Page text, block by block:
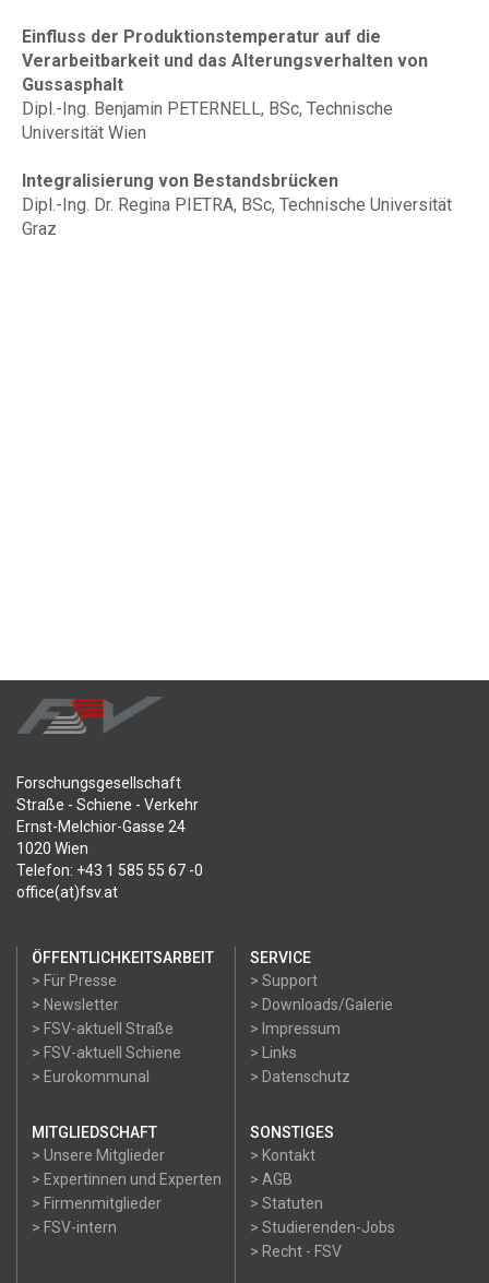
Einfluss der Produktionstemperatur auf die
Verarbeitbarkeit und das Alterungsverhalten von
Gussasphalt
Dipl.-Ing. Benjamin PETERNELL, BSc, Technische
Universität Wien
Integralisierung von Bestandsbrücken
Dipl.-Ing. Dr. Regina PIETRA, BSc, Technische Universität
Graz
Forschungsgesellschaft
Straße - Schiene - Verkehr
Ernst-Melchior-Gasse 24
1020 Wien
Telefon: +43 1 585 55 67 -0
office(at)fsv.at
ÖFFENTLICHKEITSARBEIT
> Für Presse
> Newsletter
> FSV-aktuell Straße
> FSV-aktuell Schiene
> Eurokommunal
SERVICE
> Support
> Downloads/Galerie
> Impressum
> Links
> Datenschutz
MITGLIEDSCHAFT
> Unsere Mitglieder
> Expertinnen und Experten
> Firmenmitglieder
> FSV-intern
SONSTIGES
> Kontakt
> AGB
> Statuten
> Studierenden-Jobs
> Recht - FSV